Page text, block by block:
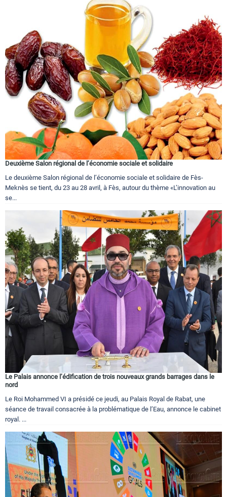
Deuxième Salon régional de l’économie sociale et solidaire
Le deuxième Salon régional de l’économie sociale et solidaire de Fès-
Meknès se tient, du 23 au 28 avril, à Fès, autour du thème «L’innovation au
se...
Le Palais annonce l’édification de trois nouveaux grands barrages dans le
nord
Le Roi Mohammed VI a présidé ce jeudi, au Palais Royal de Rabat, une
séance de travail consacrée à la problématique de l’Eau, annonce le cabinet
royal. ...